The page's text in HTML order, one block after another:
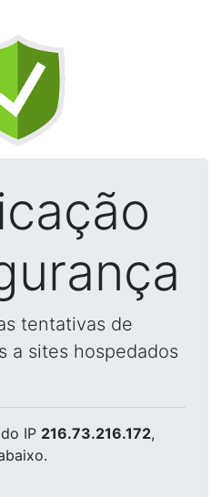
tentativas de
a sites hospedados
do IP 216.73.216.172,